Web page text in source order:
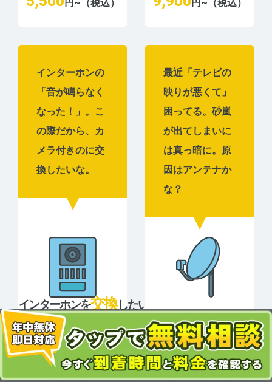
円~（税込） 円~（税込）
インターホンの
「音が鳴らなく
なった！」。こ
の際だから、カ
メラ付きのに交
換したいな。
インターホンを交換したい
13,200 円~（税込）
最近「テレビの
映りが悪くて」
困ってる。砂嵐
が出てしまいに
は真っ暗に。原
因はアンテナか
な？
アンテナを修理したい
5,500円~（税込）